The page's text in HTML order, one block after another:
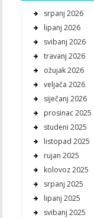
srpanj 2026
lipanj 2026
svibanj 2026
travanj 2026
ožujak 2026
veljača 2026
siječanj 2026
prosinac 2025
studeni 2025
listopad 2025
rujan 2025
kolovoz 2025
srpanj 2025
lipanj 2025
svibanj 2025